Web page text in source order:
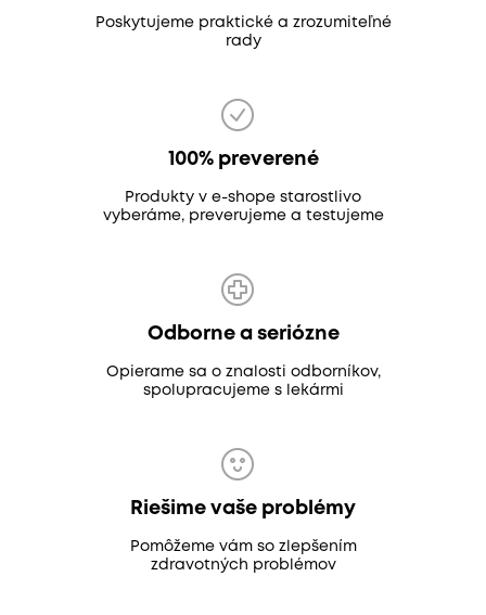
Poskytujeme praktické a zrozumiteľné
rady
100% preverené
Produkty v e-shope starostlivo
vyberáme, preverujeme a testujeme
Odborne a seriózne
Opierame sa o znalosti odborníkov,
spolupracujeme s lekármi
Riešime vaše problémy
Pomôžeme vám so zlepšením
zdravotných problémov